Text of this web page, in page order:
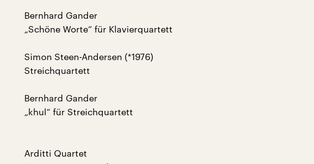
Bernhard Gander
„Schöne Worte“ für Klavierquartett
Simon Steen-Andersen (*1976)
Streichquartett
Bernhard Gander
„khul“ für Streichquartett
Arditti Quartet